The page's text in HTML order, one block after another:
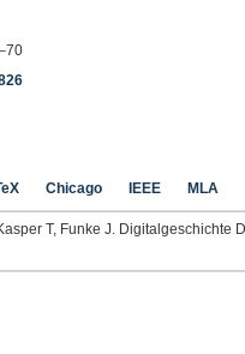
Chicago IEEE MLA
T, Funke J. Digitalgeschichte